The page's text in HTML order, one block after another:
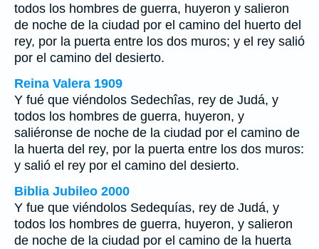
todos los hombres de guerra, huyeron y salieron
de noche de la ciudad por el camino del huerto del
rey, por la puerta entre los dos muros; y el rey salió
por el camino del desierto.
Reina Valera 1909
Y fué que viéndolos Sedechîas, rey de Judá, y
todos los hombres de guerra, huyeron, y
saliéronse de noche de la ciudad por el camino de
la huerta del rey, por la puerta entre los dos muros:
y salió el rey por el camino del desierto.
Biblia Jubileo 2000
Y fue que viéndolos Sedequías, rey de Judá, y
todos los hombres de guerra, huyeron, y salieron
de noche de la ciudad por el camino de la huerta